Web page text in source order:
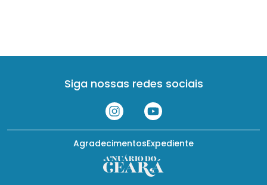
Siga nossas redes sociais
Expediente
Agradecimentos